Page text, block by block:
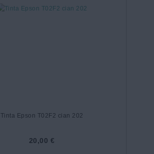
Tinta Epson T02F2 cian 202
20,00 €